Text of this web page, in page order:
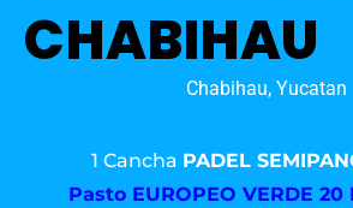
CHABIHAU
Chabihau, Yucatan
1 Cancha PADEL
Pasto EUROPEO VERDE